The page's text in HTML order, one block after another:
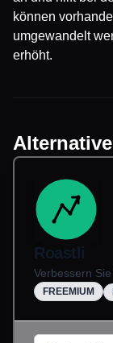
können
umgewandelt
erhöht.
Roastli
Verbessern
FREEMIUM